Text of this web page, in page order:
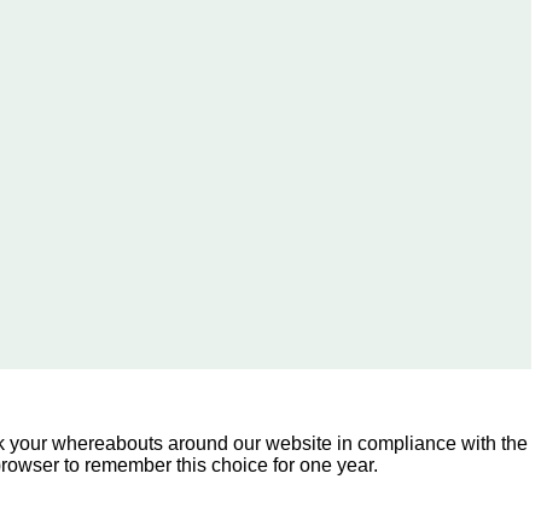
whereabouts around our website in compliance with the
to remember this choice for one year.